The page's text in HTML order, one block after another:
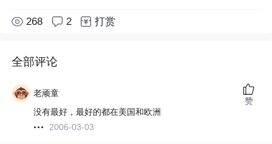
268 2 打赏
全部评论
老顽童
没有最好，最好的都在美国和欧洲
2006-03-03
赞